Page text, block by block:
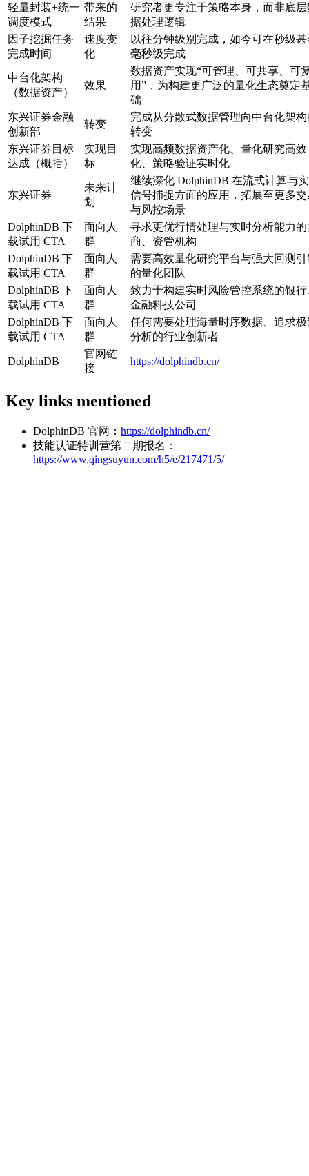
轻量封装+统一
调度模式
带来的
结果
研究者更专注于策略本身，而非底层
据处理逻辑
因子挖掘任务
完成时间
速度变
化
以往分钟级别完成，如今可在秒级甚
毫秒级完成
中台化架构
（数据资产）
效果
数据资产实现“可管理、可共享、可
用”，为构建更广泛的量化生态奠定
础
东兴证券金融
创新部
转变
完成从分散式数据管理向中台化架构
转变
东兴证券目标
达成（概括）
实现目
标
实现高频数据资产化、量化研究高效
化、策略验证实时化
东兴证券
未来计
划
继续深化 DolphinDB 在流式计算与
信号捕捉方面的应用，拓展至更多交
与风控场景
DolphinDB 下
载试用 CTA
面向人
群
寻求更优行情处理与实时分析能力的
商、资管机构
DolphinDB 下
载试用 CTA
面向人
群
需要高效量化研究平台与强大回测引
的量化团队
DolphinDB 下
载试用 CTA
面向人
群
致力于构建实时风险管控系统的银行
金融科技公司
DolphinDB 下
载试用 CTA
面向人
群
任何需要处理海量时序数据、追求极
分析的行业创新者
DolphinDB
官网链
接
https://dolphindb.cn/
Key links mentioned
DolphinDB 官网： https://dolphindb.cn/
技能认证特训营第二期报名：
https://www.qingsuyun.com/h5/e/217471/5/